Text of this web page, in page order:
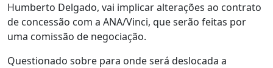
Humberto Delgado, vai implicar alterações ao contrato
de concessão com a ANA/Vinci, que serão feitas por
uma comissão de negociação.
Questionado sobre para onde será deslocada a